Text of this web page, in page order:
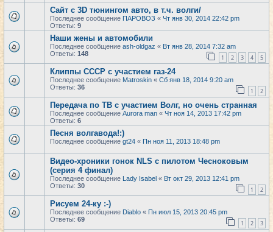
Сайт с 3D тюнингом авто, в т.ч. волги/
Последнее сообщение ПАРОВОЗ « Чт янв 30, 2014 22:42 pm
Ответы: 9
Наши жены и автомобили
Последнее сообщение ash-oldgaz « Вт янв 28, 2014 7:32 am
Ответы: 148 1 2 3 4 5
Клиппы СССР с участием газ-24
Последнее сообщение Matroskin « Сб янв 18, 2014 9:20 am
Ответы: 36 1 2
Передача по ТВ с участием Волг, но очень странная
Последнее сообщение Aurora man « Чт ноя 14, 2013 17:42 pm
Ответы: 6
Песня волгавода!:)
Последнее сообщение gt24 « Пн ноя 11, 2013 18:48 pm
Видео-хроники гонок NLS с пилотом Чесноковым
(серия 4 финал)
Последнее сообщение Lady Isabel « Вт окт 29, 2013 12:41 pm
Ответы: 30 1 2
Рисуем 24-ку :-)
Последнее сообщение Diablo « Пн июл 15, 2013 20:45 pm
Ответы: 69 1 2 3